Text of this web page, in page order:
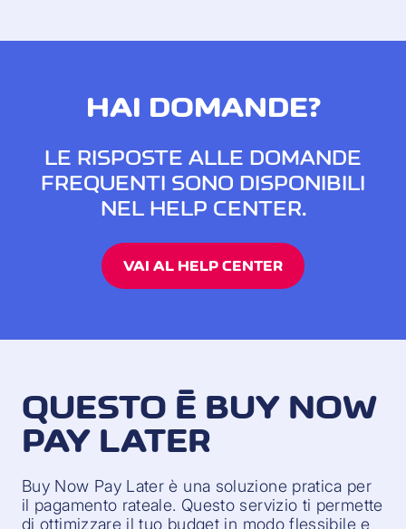
HAI DOMANDE?
LE RISPOSTE ALLE DOMANDE
FREQUENTI SONO DISPONIBILI
NEL HELP CENTER.
VAI AL HELP CENTER
QUESTO È BUY NOW
PAY LATER
Buy Now Pay Later è una soluzione pratica per
il pagamento rateale. Questo servizio ti permette
di ottimizzare il tuo budget in modo flessibile e